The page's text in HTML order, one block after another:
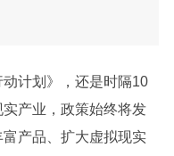
计划》，还是时隔10
产业，政策始终将发
产品、扩大虚拟现实